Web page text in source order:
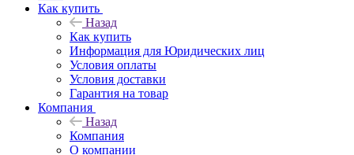
Как купить
Назад
Как купить
Информация для Юридических лиц
Условия оплаты
Условия доставки
Гарантия на товар
Компания
Назад
Компания
О компании